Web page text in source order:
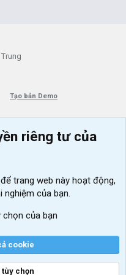
Tạo bản Demo
Office miễn phí
Xenforo
và tài trợ
riêng tư của
để trang web này hoạt động,
của bạn.
của bạn
cookie
chọn